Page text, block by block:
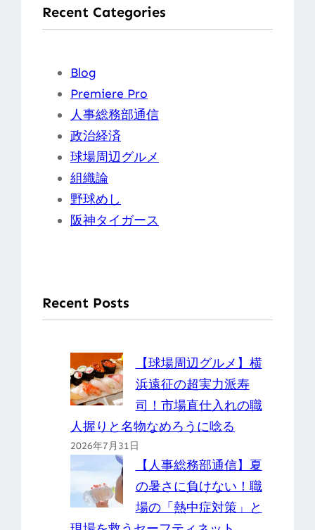
Recent Categories
Blog
Premiere Pro
人事総務部通信
政治経済
球場周辺グルメ
組織論
野球めし
阪神タイガース
Recent Posts
【球場周辺グルメ】横
浜遠征の超実力派寿
司！市場直仕入れの職
人握りと名物なめろうに唸る
2026年7月31日
【人事総務部通信】夏
の暑さに負けない！職
場の「熱中症対策」と